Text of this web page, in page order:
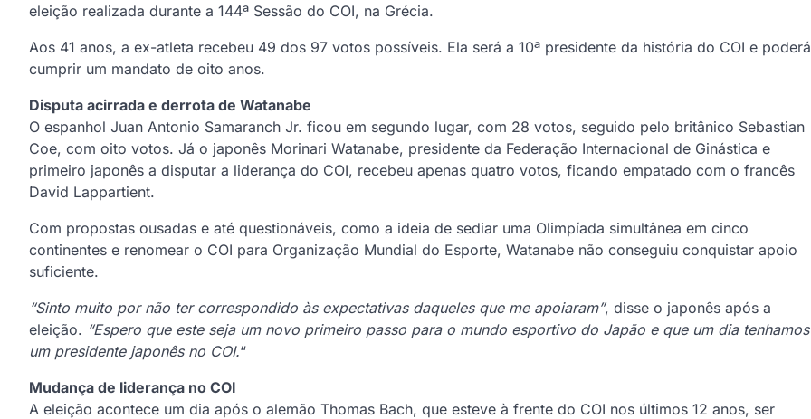
eleição realizada durante a 144ª Sessão do COI, na Grécia.
Aos 41 anos, a ex-atleta recebeu 49 dos 97 votos possíveis. Ela será a 10ª presidente da história do COI e poderá
cumprir um mandato de oito anos.
Disputa acirrada e derrota de Watanabe
O espanhol Juan Antonio Samaranch Jr. ficou em segundo lugar, com 28 votos, seguido pelo britânico Sebastian
Coe, com oito votos. Já o japonês Morinari Watanabe, presidente da Federação Internacional de Ginástica e
primeiro japonês a disputar a liderança do COI, recebeu apenas quatro votos, ficando empatado com o francês
David Lappartient.
Com propostas ousadas e até questionáveis, como a ideia de sediar uma Olimpíada simultânea em cinco
continentes e renomear o COI para Organização Mundial do Esporte, Watanabe não conseguiu conquistar apoio
suficiente.
“Sinto muito por não ter correspondido às expectativas daqueles que me apoiaram”, disse o japonês após a
eleição. “Espero que este seja um novo primeiro passo para o mundo esportivo do Japão e que um dia tenhamos
um presidente japonês no COI.“
Mudança de liderança no COI
A eleição acontece um dia após o alemão Thomas Bach, que esteve à frente do COI nos últimos 12 anos, ser